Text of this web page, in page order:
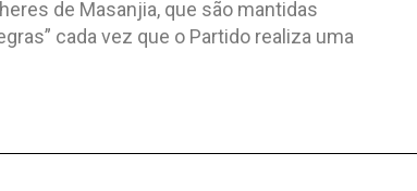
de Masanjia, que são mantidas
cada vez que o Partido realiza uma